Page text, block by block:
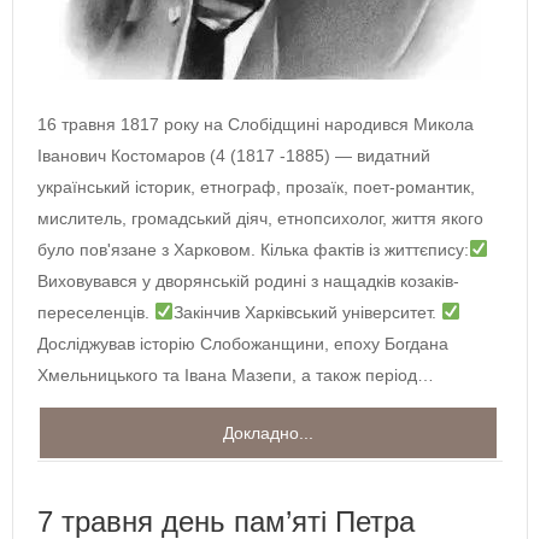
16 травня 1817 року на Слобідщині народився Микола
Іванович Костомаров (4 (1817 -1885) — видатний
український історик, етнограф, прозаїк, поет-романтик,
мислитель, громадський діяч, етнопсихолог, життя якого
було пов'язане з Харковом. Кілька фактів із життєпису:
Виховувався у дворянській родині з нащадків козаків-
переселенців.
Закінчив Харківський університет.
Досліджував історію Слобожанщини, епоху Богдана
Хмельницького та Івана Мазепи, а також період…
Докладно...
7 травня день пам’яті Петра